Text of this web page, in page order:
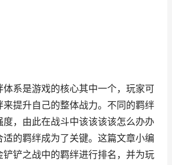
系是游戏的核心其中一个，玩家可
来提升自己的整体战力。不同的羁绊
，由此在战斗中该该该该怎么办办
的羁绊成为了关键。这篇文章小编
铲之战中的羁绊进行排名，并为玩